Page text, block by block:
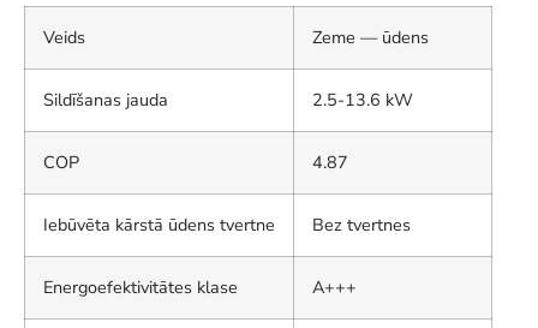
Veids Zeme — ūdens
Sildīšanas jauda 2.5-13.6 kW
COP 4.87
Iebūvēta kārstā ūdens tvertne Bez tvertnes
Energoefektivitātes klase A+++